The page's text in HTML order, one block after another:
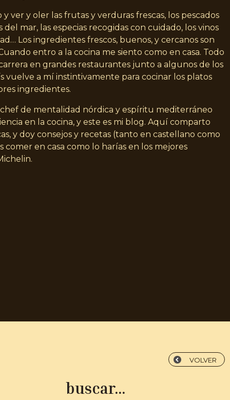
y ver y oler las frutas y verduras frescas, los pescados
mar, las especias recogidas con cuidado, los vinos
Los ingredientes frescos, buenos, y cercanos son
entro a la cocina me siento como en casa. Todo
en grandes restaurantes junto a algunos de los
vuelve a mí instintivamente para cocinar los platos
ingredientes.
chef de mentalidad nórdica y espíritu mediterráneo
en la cocina, y este es mi blog. Aquí comparto
y doy consejos y recetas (tanto en castellano como
comer en casa como lo harías en los mejores
VOLVER
buscar...